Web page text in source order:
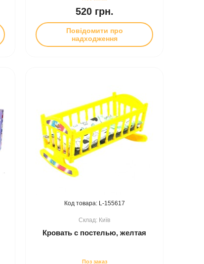
520 грн.
Повідомити про
надходження
155617
Київ
Кровать с постелью, желтая